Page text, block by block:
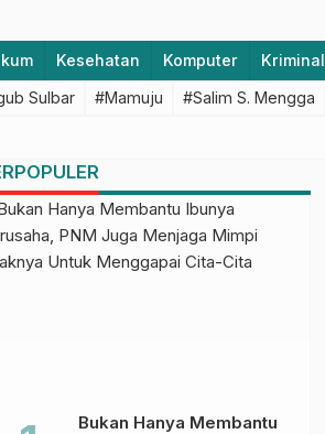
Kesehatan Komputer Kriminal
Sulbar
#Mamuju #Salim S. Mengga
Bukan Hanya Membantu